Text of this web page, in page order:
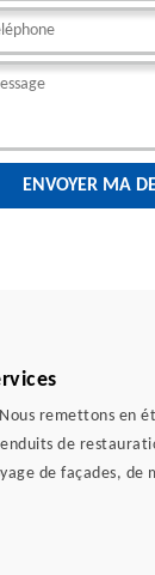
remettons en
de
de façades, de